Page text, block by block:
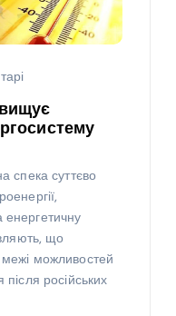
спека суттєво
що
можливостей
російських